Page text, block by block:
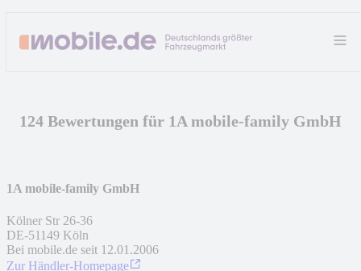
124 Bewertungen für 1A mobile-family GmbH
1A mobile-family GmbH
Kölner Str 26-36
DE-51149 Köln
Bei mobile.de seit 12.01.2006
Zur Händler-Homepage